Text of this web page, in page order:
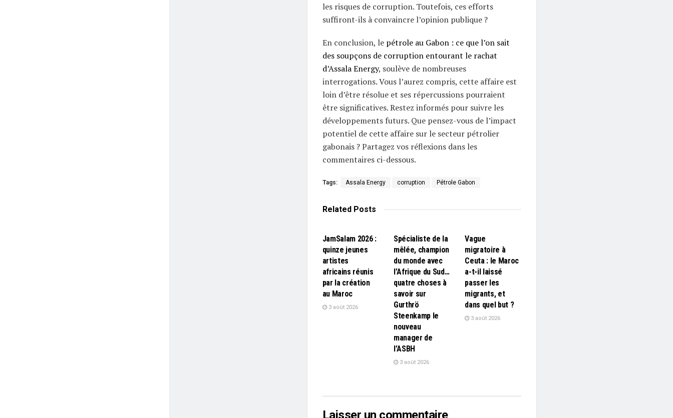
les risques de corruption. Toutefois, ces efforts
suffiront-ils à convaincre l’opinion publique ?
En conclusion, le pétrole au Gabon : ce que l’on sait
des soupçons de corruption entourant le rachat
d’Assala Energy, soulève de nombreuses
interrogations. Vous l’aurez compris, cette affaire est
loin d’être résolue et ses répercussions pourraient
être significatives. Restez informés pour suivre les
développements futurs. Que pensez-vous de l’impact
potentiel de cette affaire sur le secteur pétrolier
gabonais ? Partagez vos réflexions dans les
commentaires ci-dessous.
Tags: Assala Energy corruption Pétrole Gabon
RelatedPosts
JamSalam 2026 :
quinze jeunes
artistes
africains réunis
par la création
au Maroc
3 août 2026
Spécialiste de la
mêlée, champion
du monde avec
l’Afrique du Sud…
quatre choses à
savoir sur
Gurthrö
Steenkamp le
nouveau
manager de
l’ASBH
3 août 2026
Vague
migratoire à
Ceuta : le Maroc
a-t-il laissé
passer les
migrants, et
dans quel but ?
3 août 2026
Laisser un commentaire